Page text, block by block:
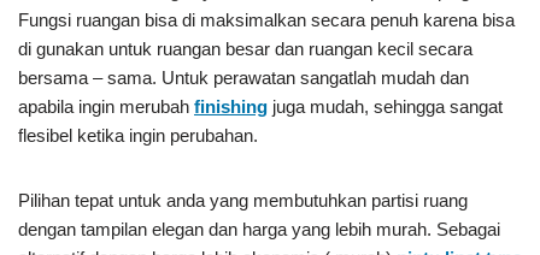
Fungsi ruangan bisa di maksimalkan secara penuh karena bisa
di gunakan untuk ruangan besar dan ruangan kecil secara
bersama – sama. Untuk perawatan sangatlah mudah dan
apabila ingin merubah finishing juga mudah, sehingga sangat
flesibel ketika ingin perubahan.
Pilihan tepat untuk anda yang membutuhkan partisi ruang
dengan tampilan elegan dan harga yang lebih murah. Sebagai